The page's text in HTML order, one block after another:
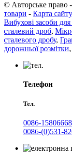
© Авторське право
товари - Карта сайту
Вибухові засоби
сталевий дроб,
сталевого дробу,
дорожньої розмітки,
Телефон
Тел.
0086-
0086-(0)531-